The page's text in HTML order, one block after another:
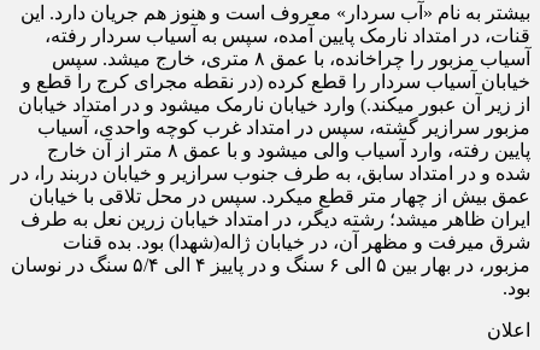
بیشتر به نام «آب سردار» معروف است و هنوز هم جریان دارد. این
قنات، در امتداد نارمک پایین آمده، سپس به آسیاب سردار رفته،
آسیاب مزبور را چراخانده، با عمق ۸ متری، خارج می­شد. سپس
خیابان آسیاب سردار را قطع کرده (در نقطه مجرای کرج را قطع و
از زیر آن عبور می­کند.) وارد خیابان نارمک می­شود و در امتداد خیابان
مزبور سرازیر گشته، سپس در امتداد غرب کوچه واحدی، آسیاب
پایین رفته، وارد آسیاب والی می­شود و با عمق ۸ متر از آن خارج
شده و در امتداد سابق، به طرف جنوب سرازیر و خیابان دربند را، در
عمق بیش از چهار متر قطع می­کرد. سپس در محل تلاقی با خیابان
ایران ظاهر می­شد؛ رشته دیگر، در امتداد خیابان زرین نعل به طرف
شرق می­رفت و مظهر آن، در خیابان ژاله(شهدا) بود. بده قنات
مزبور، در بهار بین ۵ الی ۶ سنگ و در پاییز ۴ الی ۵/۴ سنگ در نوسان
بود.
اعلان